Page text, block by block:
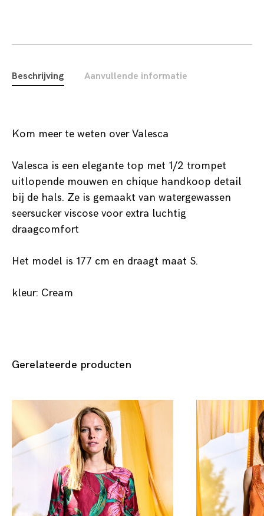
Beschrijving Aanvullende informatie
Kom meer te weten over Valesca
Valesca is een elegante top met 1/2 trompet
uitlopende mouwen en chique handkoop detail
bij de hals. Ze is gemaakt van watergewassen
seersucker viscose voor extra luchtig
draagcomfort
Het model is 177 cm en draagt maat S.
kleur: Cream
Gerelateerde producten